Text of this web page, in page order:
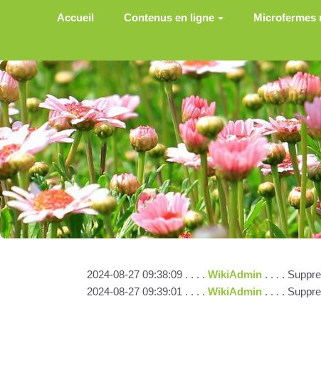
Aller au contenu principal
Accueil Contenus en ligne Microfermes
2024-08-27 09:38:09 . . . . WikiAdmin . . . .
2024-08-27 09:39:01 . . . . WikiAdmin . . . .